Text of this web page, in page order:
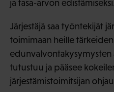
ja tasa-arvon edistämiseksi.
Järjestäjä saa työntekijät
toimimaan heille
edunvalvontakysymysten
tutustuu ja pääsee
järjestämistoimitsijan